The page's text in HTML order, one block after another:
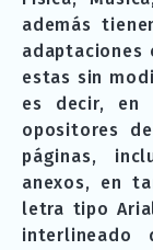
además
adaptaciones
estas sin
es decir, en
opositores
páginas,
anexos, en
letra tipo
interlineado